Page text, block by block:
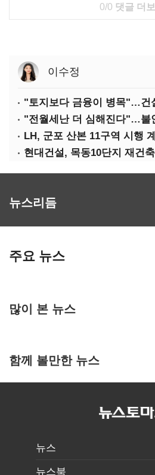
0/0 댓글 더보
이수정
"전월세난 더 심해진다"…불
LH, 군포 산본 11구역 시행
현대건설, 목동10단지 재건
뉴스리듬
주요 뉴스
많이 본 뉴스
함께 볼만한 뉴스
뉴스
뉴스북